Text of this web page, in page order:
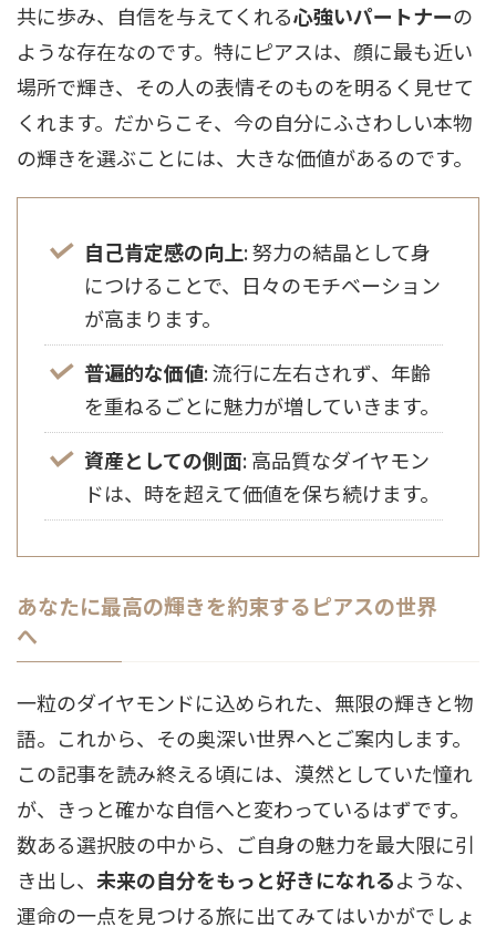
共に歩み、自信を与えてくれる心強いパートナーの
ような存在なのです。特にピアスは、顔に最も近い
場所で輝き、その人の表情そのものを明るく見せて
くれます。だからこそ、今の自分にふさわしい本物
の輝きを選ぶことには、大きな価値があるのです。
自己肯定感の向上: 努力の結晶として身
につけることで、日々のモチベーション
が高まります。
普遍的な価値: 流行に左右されず、年齢
を重ねるごとに魅力が増していきます。
資産としての側面: 高品質なダイヤモン
ドは、時を超えて価値を保ち続けます。
あなたに最高の輝きを約束するピアスの世界
へ
一粒のダイヤモンドに込められた、無限の輝きと物
語。これから、その奥深い世界へとご案内します。
この記事を読み終える頃には、漠然としていた憧れ
が、きっと確かな自信へと変わっているはずです。
数ある選択肢の中から、ご自身の魅力を最大限に引
き出し、 未来の自分をもっと好きになれるような、
運命の一点を見つける旅に出てみてはいかがでしょ